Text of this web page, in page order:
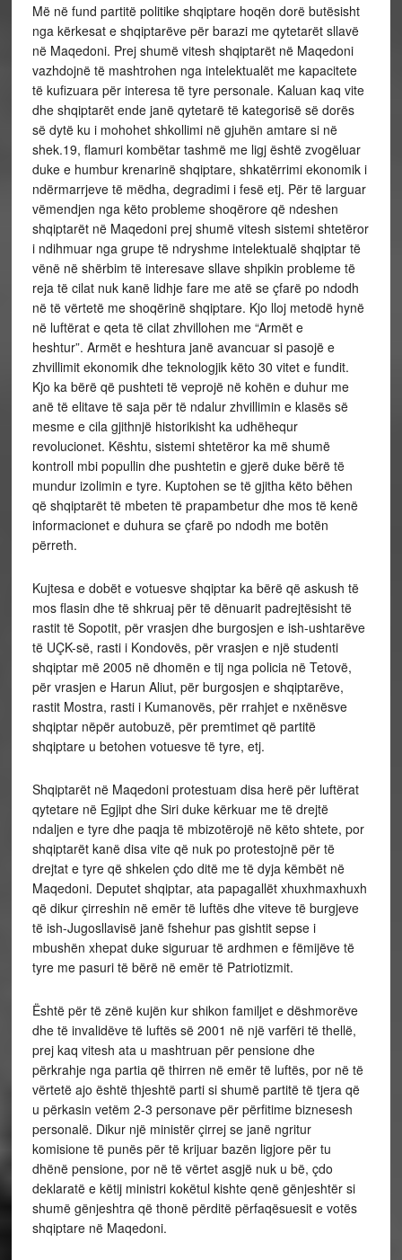
Më në fund partitë politike shqiptare hoqën dorë butësisht
nga kërkesat e shqiptarëve për barazi me qytetarët sllavë
në Maqedoni. Prej shumë vitesh shqiptarët në Maqedoni
vazhdojnë të mashtrohen nga intelektualët me kapacitete
të kufizuara për interesa të tyre personale. Kaluan kaq vite
dhe shqiptarët ende janë qytetarë të kategorisë së dorës
së dytë ku i mohohet shkollimi në gjuhën amtare si në
shek.19, flamuri kombëtar tashmë me ligj është zvogëluar
duke e humbur krenarinë shqiptare, shkatërrimi ekonomik i
ndërmarrjeve të mëdha, degradimi i fesë etj. Për të larguar
vëmendjen nga këto probleme shoqërore që ndeshen
shqiptarët në Maqedoni prej shumë vitesh sistemi shtetëror
i ndihmuar nga grupe të ndryshme intelektualë shqiptar të
vënë në shërbim të interesave sllave shpikin probleme të
reja të cilat nuk kanë lidhje fare me atë se çfarë po ndodh
në të vërtetë me shoqërinë shqiptare. Kjo lloj metodë hynë
në luftërat e qeta të cilat zhvillohen me “Armët e
heshtur”. Armët e heshtura janë avancuar si pasojë e
zhvillimit ekonomik dhe teknologjik këto 30 vitet e fundit.
Kjo ka bërë që pushteti të veprojë në kohën e duhur me
anë të elitave të saja për të ndalur zhvillimin e klasës së
mesme e cila gjithnjë historikisht ka udhëhequr
revolucionet. Kështu, sistemi shtetëror ka më shumë
kontroll mbi popullin dhe pushtetin e gjerë duke bërë të
mundur izolimin e tyre. Kuptohen se të gjitha këto bëhen
që shqiptarët të mbeten të prapambetur dhe mos të kenë
informacionet e duhura se çfarë po ndodh me botën
përreth.
Kujtesa e dobët e votuesve shqiptar ka bërë që askush të
mos flasin dhe të shkruaj për të dënuarit padrejtësisht të
rastit të Sopotit, për vrasjen dhe burgosjen e ish-ushtarëve
të UÇK-së, rasti i Kondovës, për vrasjen e një studenti
shqiptar më 2005 në dhomën e tij nga policia në Tetovë,
për vrasjen e Harun Aliut, për burgosjen e shqiptarëve,
rastit Mostra, rasti i Kumanovës, për rrahjet e nxënësve
shqiptar nëpër autobuzë, për premtimet që partitë
shqiptare u betohen votuesve të tyre, etj.
Shqiptarët në Maqedoni protestuam disa herë për luftërat
qytetare në Egjipt dhe Siri duke kërkuar me të drejtë
ndaljen e tyre dhe paqja të mbizotërojë në këto shtete, por
shqiptarët kanë disa vite që nuk po protestojnë për të
drejtat e tyre që shkelen çdo ditë me të dyja këmbët në
Maqedoni. Deputet shqiptar, ata papagallët xhuxhmaxhuxh
që dikur çirreshin në emër të luftës dhe viteve të burgjeve
të ish-Jugosllavisë janë fshehur pas gishtit sepse i
mbushën xhepat duke siguruar të ardhmen e fëmijëve të
tyre me pasuri të bërë në emër të Patriotizmit.
Është për të zënë kujën kur shikon familjet e dëshmorëve
dhe të invalidëve të luftës së 2001 në një varfëri të thellë,
prej kaq vitesh ata u mashtruan për pensione dhe
përkrahje nga partia që thirren në emër të luftës, por në të
vërtetë ajo është thjeshtë parti si shumë partitë të tjera që
u përkasin vetëm 2-3 personave për përfitime biznesesh
personalë. Dikur një ministër çirrej se janë ngritur
komisione të punës për të krijuar bazën ligjore për tu
dhënë pensione, por në të vërtet asgjë nuk u bë, çdo
deklaratë e këtij ministri kokëtul kishte qenë gënjeshtër si
shumë gënjeshtra që thonë përditë përfaqësuesit e votës
shqiptare në Maqedoni.